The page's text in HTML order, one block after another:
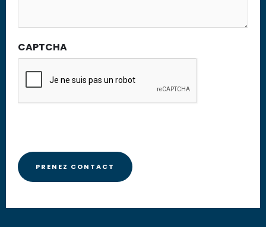
CAPTCHA